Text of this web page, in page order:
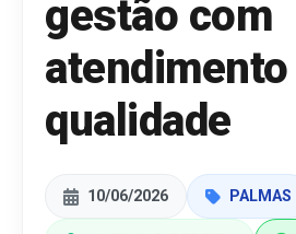
gestão com
atendimento
qualidade
10/06/2026 PALMAS